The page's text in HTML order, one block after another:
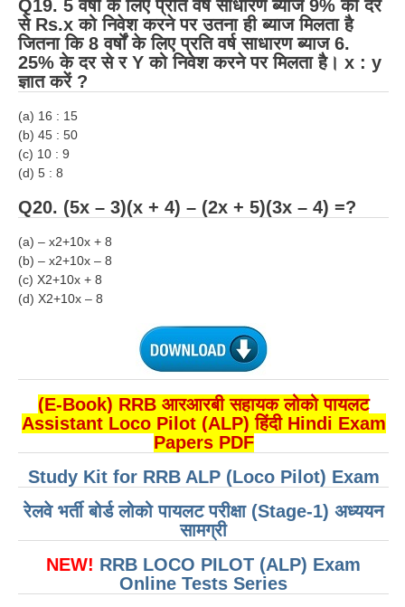
Q19. 5 वर्षों के लिए प्रति वर्ष साधारण ब्याज 9% की दर
से Rs.x को निवेश करने पर उतना ही ब्याज मिलता है
जितना कि 8 वर्षों के लिए प्रति वर्ष साधारण ब्याज 6.
25% के दर से र Y को निवेश करने पर मिलता है। x : y
ज्ञात करें ?
(a) 16 : 15
(b) 45 : 50
(c) 10 : 9
(d) 5 : 8
Q20. (5x – 3)(x + 4) – (2x + 5)(3x – 4) =?
(a) – x2+10x + 8
(b) – x2+10x – 8
(c) X2+10x + 8
(d) X2+10x – 8
(E-Book) RRB आरआरबी सहायक लोको पायलट
Assistant Loco Pilot (ALP) हिंदी Hindi Exam
Papers PDF
Study Kit for RRB ALP (Loco Pilot) Exam
रेलवे भर्ती बोर्ड लोको पायलट परीक्षा (Stage-1) अध्ययन
सामग्री
NEW! RRB LOCO PILOT (ALP) Exam
Online Tests Series